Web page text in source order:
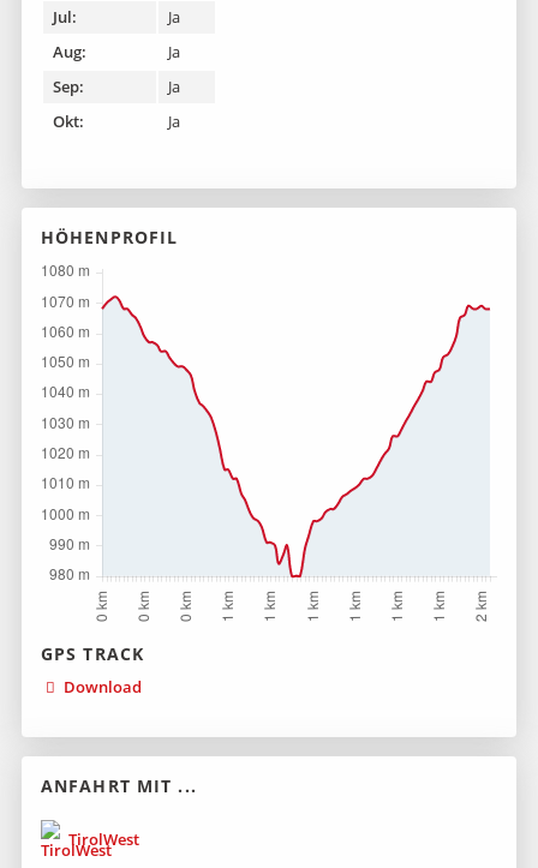
Jul:
Ja
Aug:
Ja
Sep:
Ja
Okt:
Ja
HÖHENPROFIL
GPS TRACK
Download
ANFAHRT MIT ...
TirolWest